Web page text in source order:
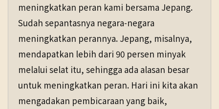
meningkatkan peran kami bersama Jepang.
Sudah sepantasnya negara-negara
meningkatkan perannya. Jepang, misalnya,
mendapatkan lebih dari 90 persen minyak
melalui selat itu, sehingga ada alasan besar
untuk meningkatkan peran. Hari ini kita akan
mengadakan pembicaraan yang baik,